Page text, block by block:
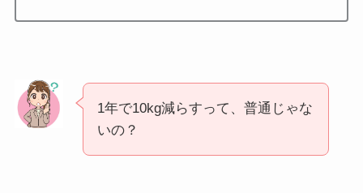
1年で10kg減らすって、普通じゃな
いの？